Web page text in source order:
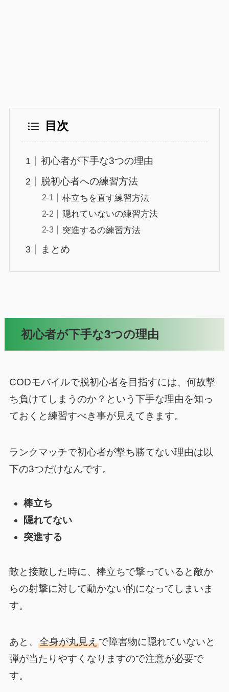
目次
初心者が下手な3つの理由
脱初心者への練習方法
棒立ちを直す練習方法
隠れていないの練習方法
突進するの練習方法
まとめ
初心者が下手な3つの理由
CODモバイルで脱初心者を目指すには、何故撃
ち負けてしまうのか？という下手な理由を知っ
ておくと練習すべき事が見えてきます。
ランクマッチで初心者が撃ち勝てない理由は以
下の3つだけなんです。
棒立ち
隠れてない
突進する
敵と接敵した時に、棒立ちで撃っていると敵か
らの射撃に対して動かない的になってしまいま
す。
あと、 全身が丸見えで障害物に隠れていないと
弾が当たりやすくなりますので注意が必要で
す。